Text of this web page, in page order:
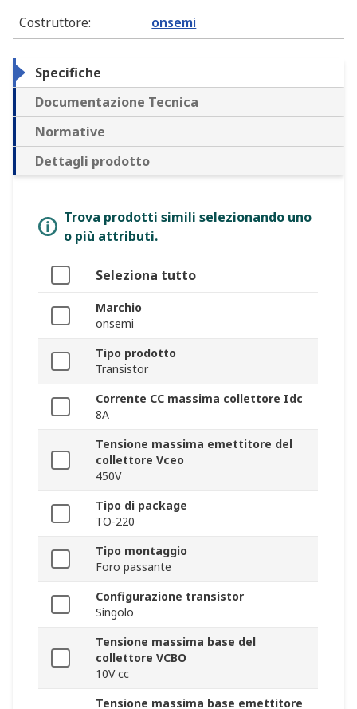
Costruttore: onsemi
Specifiche
Documentazione Tecnica
Normative
Dettagli prodotto
Trova prodotti simili selezionando uno
o più attributi.
Seleziona tutto
Marchio
onsemi
Tipo prodotto
Transistor
Corrente CC massima collettore Idc
8A
Tensione massima emettitore del
collettore Vceo
450V
Tipo di package
TO-220
Tipo montaggio
Foro passante
Configurazione transistor
Singolo
Tensione massima base del
collettore VCBO
10V cc
Tensione massima base emettitore